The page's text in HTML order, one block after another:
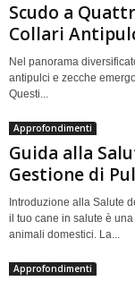
Scudo a
Collari
Nel panorama
antipulci e zecche
Questi...
Approfondimenti
Guida alla
Gestione di
Introduzione alla Salute
il tuo cane in salute è
animali domestici. La...
Approfondimenti